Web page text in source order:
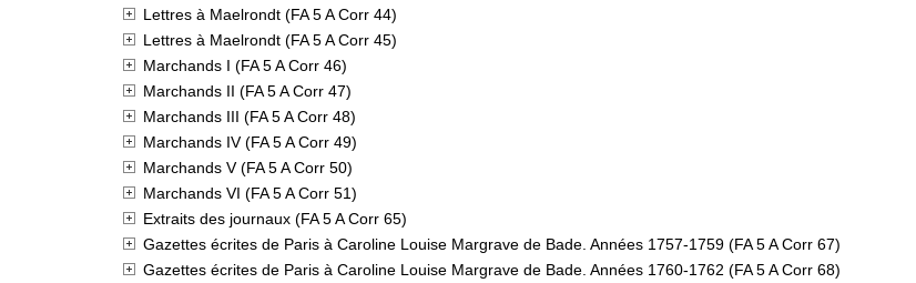
Lettres à Maelrondt (FA 5 A Corr 44)
Lettres à Maelrondt (FA 5 A Corr 45)
Marchands I (FA 5 A Corr 46)
Marchands II (FA 5 A Corr 47)
Marchands III (FA 5 A Corr 48)
Marchands IV (FA 5 A Corr 49)
Marchands V (FA 5 A Corr 50)
Marchands VI (FA 5 A Corr 51)
Extraits des journaux (FA 5 A Corr 65)
Gazettes écrites de Paris à Caroline Louise Margrave de Bade. Années 1757-1759 (FA 5 A Corr 67)
Gazettes écrites de Paris à Caroline Louise Margrave de Bade. Années 1760-1762 (FA 5 A Corr 68)